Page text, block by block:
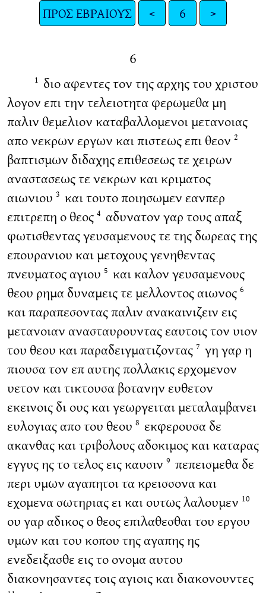
ΠΡΟΣ ΕΒΡΑΙΟΥΣ < 6 >
6
1 διο αφεντες τον της αρχης του χριστου
λογον επι την τελειοτητα φερωμεθα μη
παλιν θεμελιον καταβαλλομενοι μετανοιας
απο νεκρων εργων και πιστεως επι θεον 2
βαπτισμων διδαχης επιθεσεως τε χειρων
αναστασεως τε νεκρων και κριματος
αιωνιου 3 και τουτο ποιησωμεν εανπερ
επιτρεπη ο θεος 4 αδυνατον γαρ τους απαξ
φωτισθεντας γευσαμενους τε της δωρεας της
επουρανιου και μετοχους γενηθεντας
πνευματος αγιου 5 και καλον γευσαμενους
θεου ρημα δυναμεις τε μελλοντος αιωνος 6
και παραπεσοντας παλιν ανακαινιζειν εις
μετανοιαν ανασταυρουντας εαυτοις τον υιον
του θεου και παραδειγματιζοντας 7 γη γαρ η
πιουσα τον επ αυτης πολλακις ερχομενον
υετον και τικτουσα βοτανην ευθετον
εκεινοις δι ους και γεωργειται μεταλαμβανει
ευλογιας απο του θεου 8 εκφερουσα δε
ακανθας και τριβολους αδοκιμος και καταρας
εγγυς ης το τελος εις καυσιν 9 πεπεισμεθα δε
περι υμων αγαπητοι τα κρεισσονα και
εχομενα σωτηριας ει και ουτως λαλουμεν 10
ου γαρ αδικος ο θεος επιλαθεσθαι του εργου
υμων και του κοπου της αγαπης ης
ενεδειξασθε εις το ονομα αυτου
διακονησαντες τοις αγιοις και διακονουντες